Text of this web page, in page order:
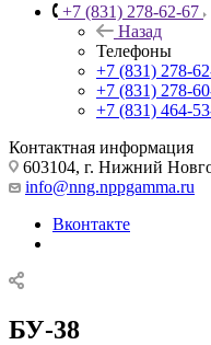
+7 (831) 278-62-67
Назад
Телефоны
+7 (831) 278-
+7 (831) 278-
+7 (831) 464-
Контактная информация
603104, г. Нижний
info@nng.nppgamma.ru
Вконтакте
БУ-38